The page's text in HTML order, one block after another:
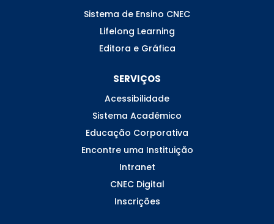
Sistema de Ensino CNEC
Lifelong Learning
Editora e Gráfica
SERVIÇOS
Acessibilidade
Sistema Acadêmico
Educação Corporativa
Encontre uma Instituição
Intranet
CNEC Digital
Inscrições